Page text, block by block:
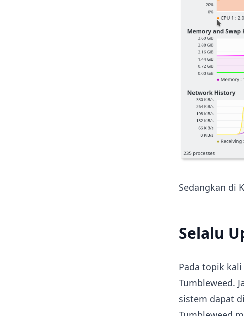
Sedangkan di
Selalu
Pada topik kali
Tumbleweed.
sistem dapat